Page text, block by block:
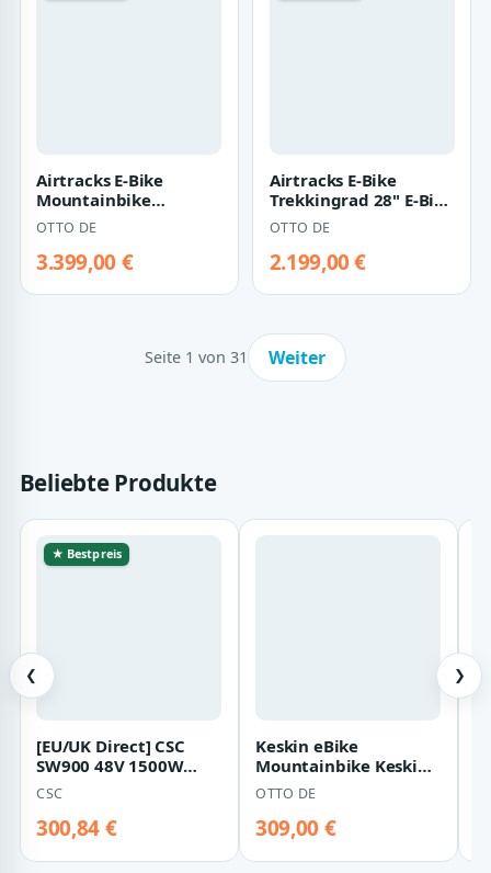
Airtracks E-Bike
Mountainbike
29"Herren E-Bike SUV
MTB Fahrrad
MAVERIX…
OTTO DE
3.399,00 €
Airtracks E-Bike
Trekkingrad 28" E-Bike
Herren Trekking Bike
LUMINA GX…
OTTO DE
2.199,00 €
Seite 1 von 31 Weiter
Beliebte Produkte
❮
★ Bestpreis
[EU/UK Direct] CSC
SW900 48V 1500W
Ebike Conversion Kit,
60km/h Ultra-…
CSC
300,84 €
Keskin eBike
Mountainbike Keskin
MTB1 – 24 Zoll
Mountainbike –
leichte…
OTTO DE
309,00 €
❯